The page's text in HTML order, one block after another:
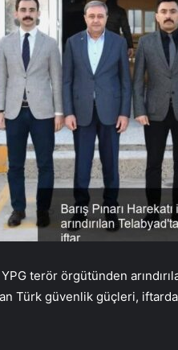
YPG terör örgütünden
Türk güvenlik güçleri,